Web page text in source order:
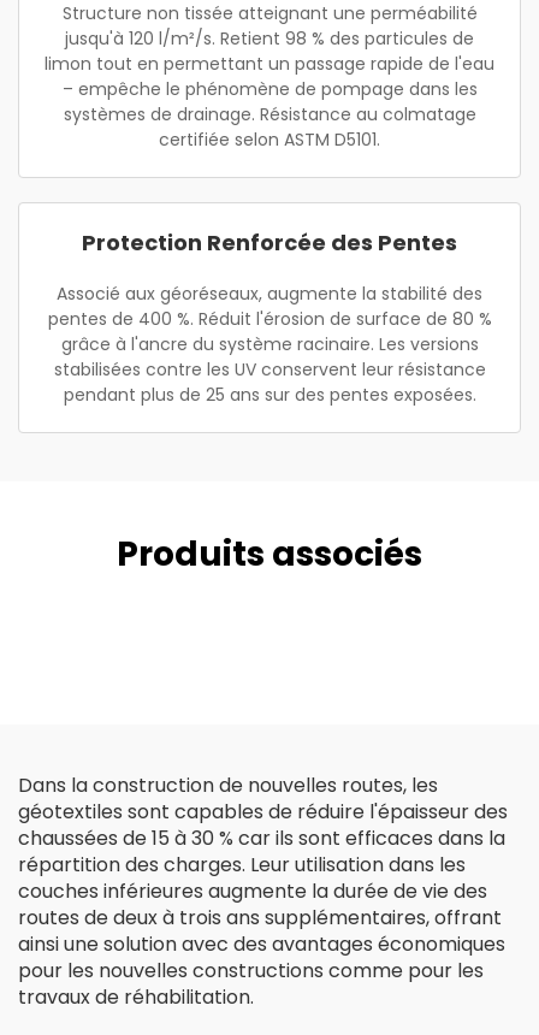
Structure non tissée atteignant une perméabilité
jusqu'à 120 l/m²/s. Retient 98 % des particules de
limon tout en permettant un passage rapide de l'eau
– empêche le phénomène de pompage dans les
systèmes de drainage. Résistance au colmatage
certifiée selon ASTM D5101.
Protection Renforcée des Pentes
Associé aux géoréseaux, augmente la stabilité des
pentes de 400 %. Réduit l'érosion de surface de 80 %
grâce à l'ancre du système racinaire. Les versions
stabilisées contre les UV conservent leur résistance
pendant plus de 25 ans sur des pentes exposées.
Produits associés
Dans la construction de nouvelles routes, les
géotextiles sont capables de réduire l'épaisseur des
chaussées de 15 à 30 % car ils sont efficaces dans la
répartition des charges. Leur utilisation dans les
couches inférieures augmente la durée de vie des
routes de deux à trois ans supplémentaires, offrant
ainsi une solution avec des avantages économiques
pour les nouvelles constructions comme pour les
travaux de réhabilitation.